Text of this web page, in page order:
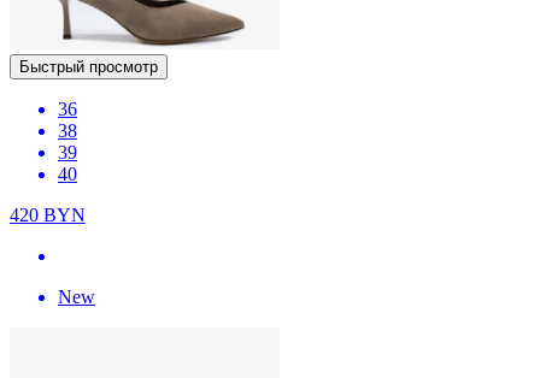
Быстрый просмотр
36
38
39
40
420 BYN
New